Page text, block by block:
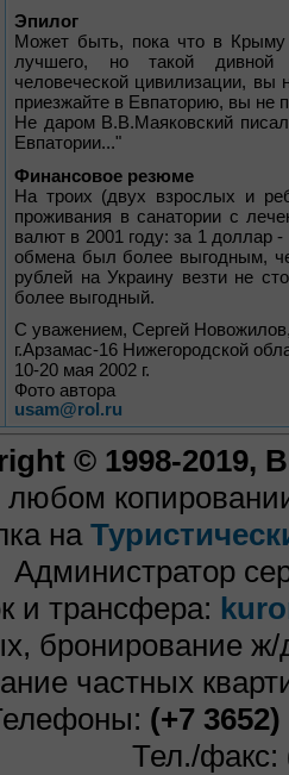
Эпилог
Может быть, пока что в Крыму
лучшего, но такой дивной
человеческой цивилизации, вы
приезжайте в Евпаторию, вы не
Не даром В.В.Маяковский
Евпатории..."
Финансовое резюме
На троих (двух взрослых и
проживания в санатории с
валют в 2001 году: за 1 доллар
обмена был более выгодным,
рублей на Украину везти не
более выгодный.
С уважением, Сергей
г.Арзамас-16 Нижегородской
10-20 мая 2002 г.
Фото автора
usam@rol.ru
© 1998-2019,
на
Администратор
и трансфера:
бронирование
частных
(+7
Тел./факс: